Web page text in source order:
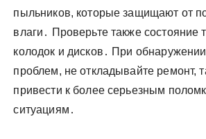
пыльников, которые защищают от
влаги․ Проверьте также состояние
колодок и дисков․ При
проблем, не откладывайте ремонт,
привести к более серьезным
ситуациям․